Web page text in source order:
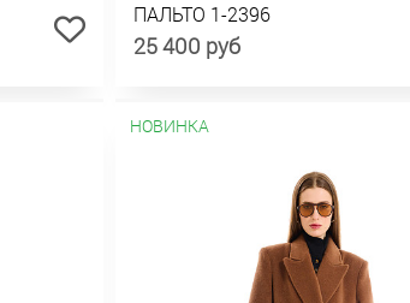
ПАЛЬТО 1-2396
25 400 руб
НОВИНКА